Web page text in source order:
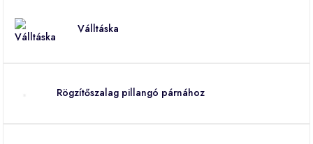
Válltáska
Rögzítőszalag pillangó párnához